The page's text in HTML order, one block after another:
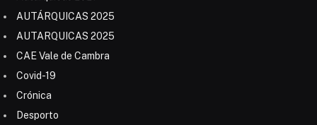
AUTÁRQUICAS 2025
AUTARQUICAS 2025
CAE Vale de Cambra
Covid-19
Crónica
Desporto